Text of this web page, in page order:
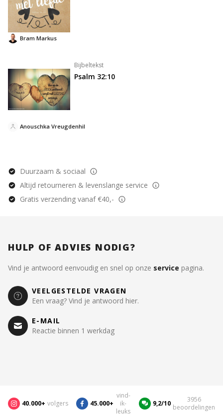
Bram Markus
Bijbeltekst
Psalm 32:10
Anouschka Vreugdenhil
Duurzaam & sociaal
Altijd retourneren & levenslange service
Gratis verzending vanaf €40,-
HULP OF ADVIES NODIG?
Vind je antwoord eenvoudig en snel op onze service pagina.
VEELGESTELDE VRAGEN
Een vraag? Vind je antwoord hier.
E-MAIL
Reactie binnen 1 werkdag
40.000+ volgers 45.000+
vind-
ik-
leuks
9,2/10
3956
beoordelingen